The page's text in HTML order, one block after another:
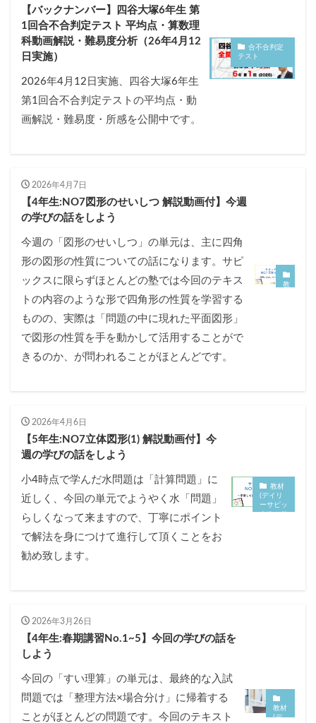
合不合判定
テスト
【バックナンバー】四谷大塚6年生 第
1回合不合判定テスト 平均点・算数理
科動画解説・難易度分析（26年4月12
日実施）
2026年4月12日実施、四谷大塚6年生
第1回合不合判定テストの平均点・動
画解説・難易度・所感を公開中です。
教
2026年4月7日
【4年生:NO7図形のせいしつ 解説動画付】今週
の学びの話をしよう
今週の「図形のせいしつ」の単元は、主に四角
形の図形の性質についての話になります。サピ
ックスに限らずほとんどの塾では今回のテキス
トの内容のような形で四角形の性質を学習する
ものの、実際は「問題の中に現れた平面図形」
で図形の性質を手を動かして活用することがで
きるのか、が問われることがほとんどです。
教材
(デイリ
ーサピッ
クス・サ
2026年4月6日
【5年生:NO7立体図形(1) 解説動画付】今
週の学びの話をしよう
小4時点で学んだ水問題は「計算問題」に
近しく、今回の単元でようやく水「問題」
らしくなって来ますので、丁寧にポイント
で解法を身につけて進行して頂くことをお
勧め致します。
教材
(デ
2026年3月26日
【4年生:春期講習No.1~5】今回の学びの話を
しよう
今回の「すい理算」の単元は、最終的な入試
問題では「整理方法×場合分け」に帰着する
ことがほとんどの問題です。今回のテキスト